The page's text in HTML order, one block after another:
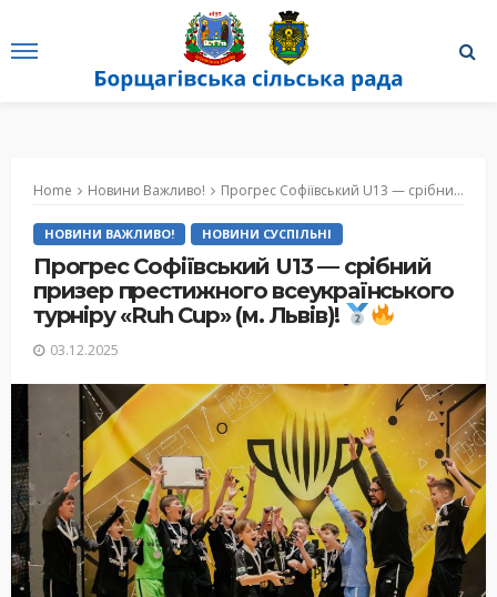
Home Новини Важливо! Прогрес Софіївський U13 — срібний призер престижного всеукраїнського турніру «Ruh Cup» (м. Львів)!
НОВИНИ ВАЖЛИВО! НОВИНИ СУСПІЛЬНІ
Прогрес Софіївський U13 — срібний
призер престижного всеукраїнського
турніру «Ruh Cup» (м. Львів)!
03.12.2025